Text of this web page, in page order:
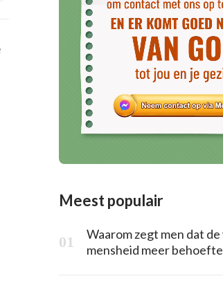
Meest populair
Waarom zegt men dat
mensheid meer